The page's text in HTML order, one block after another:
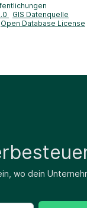
GIS Datenquelle
Open Database License
wo dein